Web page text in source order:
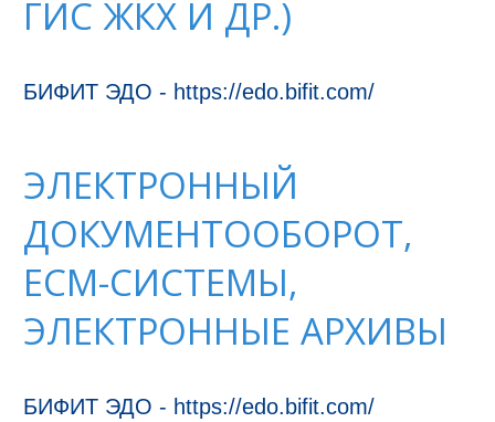
ГИС ЖКХ И ДР.)
БИФИТ ЭДО - https://edo.bifit.com/
ЭЛЕКТРОННЫЙ
ДОКУМЕНТООБОРОТ,
ECM-СИСТЕМЫ,
ЭЛЕКТРОННЫЕ АРХИВЫ
БИФИТ ЭДО - https://edo.bifit.com/